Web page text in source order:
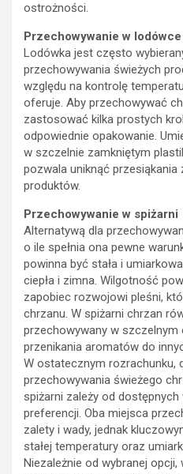
ostrożności.
Przechowywanie w lodówce
Lodówka jest często
przechowywania świeżych
względu na kontrolę
oferuje. Aby przechowywać
zastosować kilka prostych
odpowiednie opakowanie.
w szczelnie zamkniętym
pozwala uniknąć przesiąkania
produktów.
Przechowywanie w spiżarni
Alternatywą dla
o ile spełnia ona pewne
powinna być stała i
ciepła i zimna. Wilgotność
zapobiec rozwojowi pleśni,
chrzanu. W spiżarni chrzan
przechowywany w szczelnym
przenikania aromatów do
W ostatecznym rozrachunku,
przechowywania świeżego
spiżarni zależy od
preferencji. Oba miejsca
zalety i wady, jednak
stałej temperatury oraz
Niezależnie od wybranej